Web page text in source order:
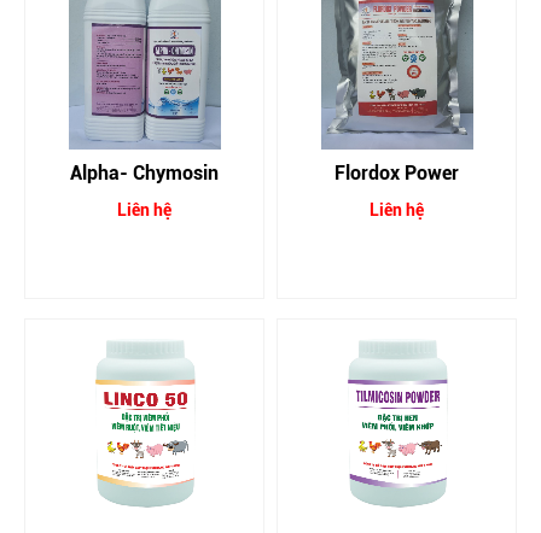
Alpha- Chymosin
Liên hệ
Flordox Power
Liên hệ